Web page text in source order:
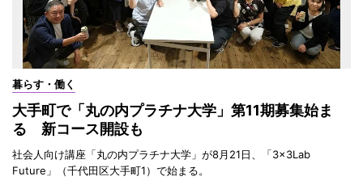
暮らす・働く
大手町で「丸の内プラチナ大学」第11期募集始ま
る 新コース開設も
社会人向け講座「丸の内プラチナ大学」が8月21日、「3×3Lab
Future」（千代田区大手町1）で始まる。